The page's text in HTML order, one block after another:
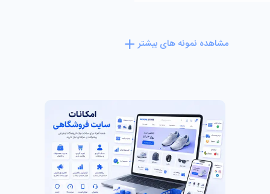
مشاهده نمونه های بیشتر